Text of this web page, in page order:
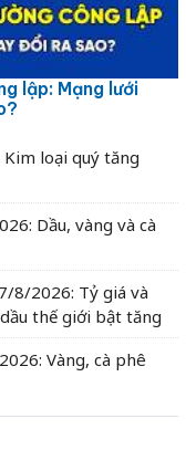
lập: Mạng lưới
loại quý tăng
Dầu, vàng và cà
8/2026: Tỷ giá và
thế giới bật tăng
Vàng, cà phê